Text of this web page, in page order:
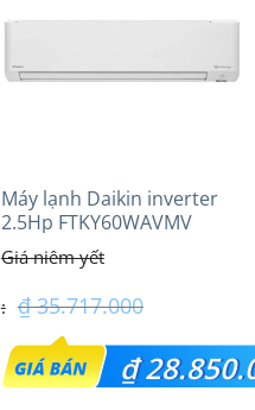
₫ 19.650.000.
Máy lạnh Daikin inverter
2.5Hp FTKY60WAVMV
₫35.717.000
Giá
gốc
₫